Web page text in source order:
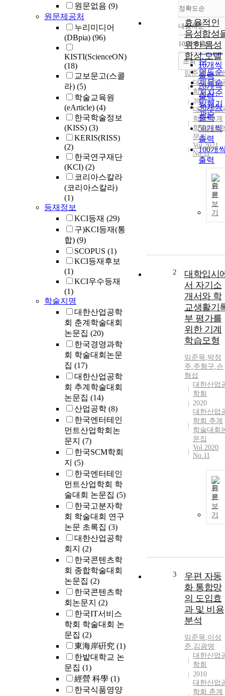
원문없음 (9)
원문제공처
누리미디어
(DBpia) (96)
KISTI(ScienceON)
(18)
교보문고(스콜
라) (5)
학술교육원
(eArticle) (4)
한국학술정보
(KISS) (3)
KERIS(RISS)
(2)
한국연구재단
(KCI) (2)
코리아스칼라
(코리아스칼라)
(1)
등재정보
KCI등재 (29)
구)KCI등재(통
합) (9)
SCOPUS (1)
KCI등재후보
(1)
KCI우수등재
(1)
학술지명
대한산업공학
회 춘계학술대회
논문집 (20)
한국경영과학
회 학술대회논문
집 (17)
대한산업공학
회 추계학술대회
논문집 (14)
산업공학 (8)
한국엔터테인
먼트산업학회논
문지 (7)
한국SCM학회
지 (5)
한국엔터테인
먼트산업학회 학
술대회 논문집 (5)
한국고분자학
회 학술대회 연구
논문 초록집 (3)
대한산업공학
회지 (2)
한국콘텐츠학
회 종합학술대회
논문집 (2)
한국콘텐츠학
회논문지 (2)
한국IT서비스
학회 학술대회 논
문집 (2)
東海岸硏究 (1)
한밭대학교 논
문집 (1)
經營 科學 (1)
한국식품영양
정확도순
정확도
순
인기도
순
연도순
제목순
저자순
발행기
관순
내림차순
내림차
10개씩 출력
10개씩
출력
20개씩
출력
30개씩
출력
50개씩
출력
100개
출력
조회
효율적인
음성합성
위한 음성
합성 모델
임준묵,손형
대한산업
학회
2021
대한산업
학회 추계
학술대회
문집
Vol.2021
No.11
원
문
보
기
2
대학입시
서 자기소
개서와 학
교생활기
부 평가를
위한 기계
학습모형
임준묵,박정
주,주형구,손
형섭
대한산업
학회
2020
대한산업
학회 추계
학술대회
문집
Vol.2020
No.11
원
문
보
기
3
우편 자동
화 통합망
의 도입효
과 및 비용
분석
임준묵,이성
준,김광명
대한산업
학회
2010
대한산업
학회 춘계